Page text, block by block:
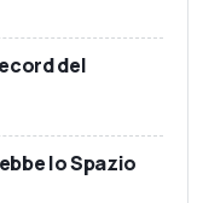
del
lo Spazio